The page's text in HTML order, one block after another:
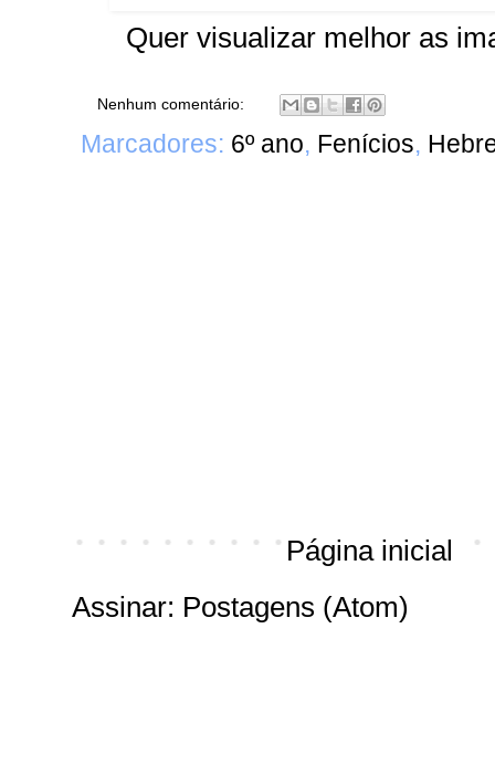
Quer visualizar melhor as
Nenhum comentário:
Marcadores: 6º ano, Fenícios,
Página inicial
Assinar: Postagens (Atom)